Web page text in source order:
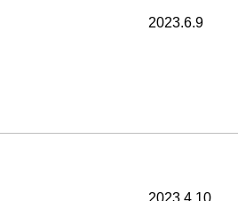
2023.6.9
2023.4.10